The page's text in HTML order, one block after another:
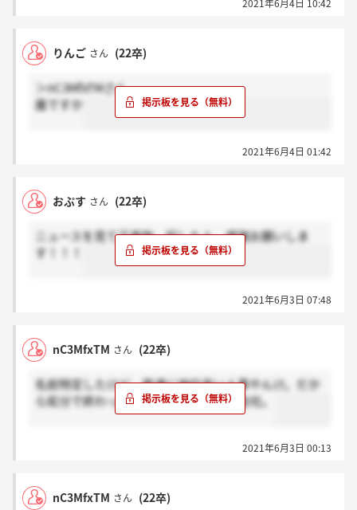
2021年6月4日 10:42
りんご さん (22卒)
＞nC3MfxTMさん
誰ですか
2021年6月4日 01:42
おぷす さん (22卒)
ニュースを見て正直勃、起した人、感謝お願いしま
す！！！
2021年6月3日 07:48
nC3MfxTM さん (22卒)
名前特定したけど、普通に地位高い人事やんけ。だか
ら処分で終わったのか。やばいなこの会社。
2021年6月3日 00:13
nC3MfxTM さん (22卒)